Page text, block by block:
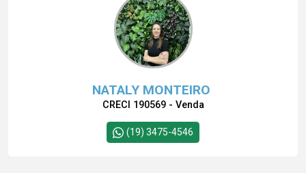
NATALY MONTEIRO
CRECI 190569 - Venda
(19) 3475-4546